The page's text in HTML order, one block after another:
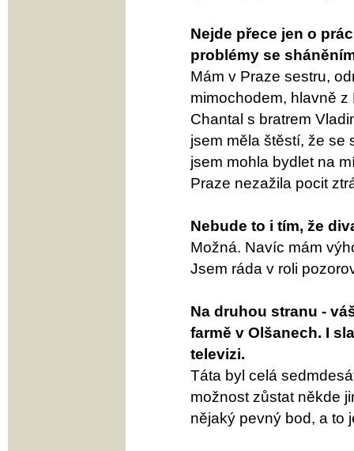
Nejde přece jen o
problémy se
Mám v Praze sestru,
mimochodem, hlavně
Chantal s bratrem
jsem měla štěstí, že se
jsem mohla bydlet na
Praze nezažila pocit
Nebude to i tím, že
Možná. Navíc mám
Jsem ráda v roli
Na druhou stranu -
farmě v Olšanech. I
televizi.
Táta byl celá
možnost zůstat někde
nějaký pevný bod, a to